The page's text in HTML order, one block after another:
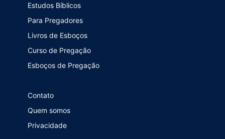
Estudos Bíblicos
Para Pregadores
Livros de Esboços
Curso de Pregação
Esboços de Pregação
Contato
Quem somos
Privacidade